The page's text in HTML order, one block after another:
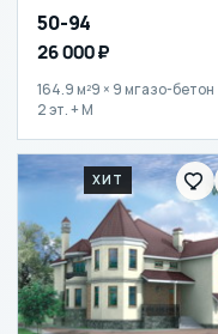
50-94
26 000 ₽
164.9 м²9 × 9 мгазо-бетон
2 эт. + М
ХИТ